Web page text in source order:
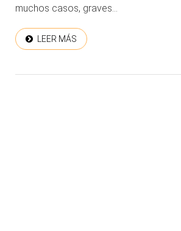
muchos casos, graves...
LEER MÁS